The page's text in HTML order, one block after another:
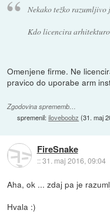
Nekako težko razumljivo
Kdo licencira
Omenjene firme. Ne
pravico do uporabe arm
Zgodovina sprememb…
spremenil:iloveboobz (31. maj
FireSnake
::31. maj 2016, 09:04
Aha, ok ... zdaj pa je
Hvala :)